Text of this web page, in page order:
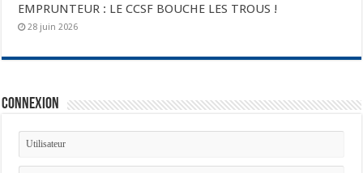
EMPRUNTEUR : LE CCSF BOUCHE LES TROUS !
28 juin 2026
Connexion